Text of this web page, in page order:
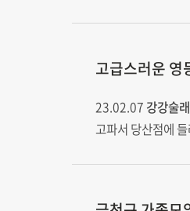
고급스러운 영
23.02.07 강강술래
고파서 당산점에